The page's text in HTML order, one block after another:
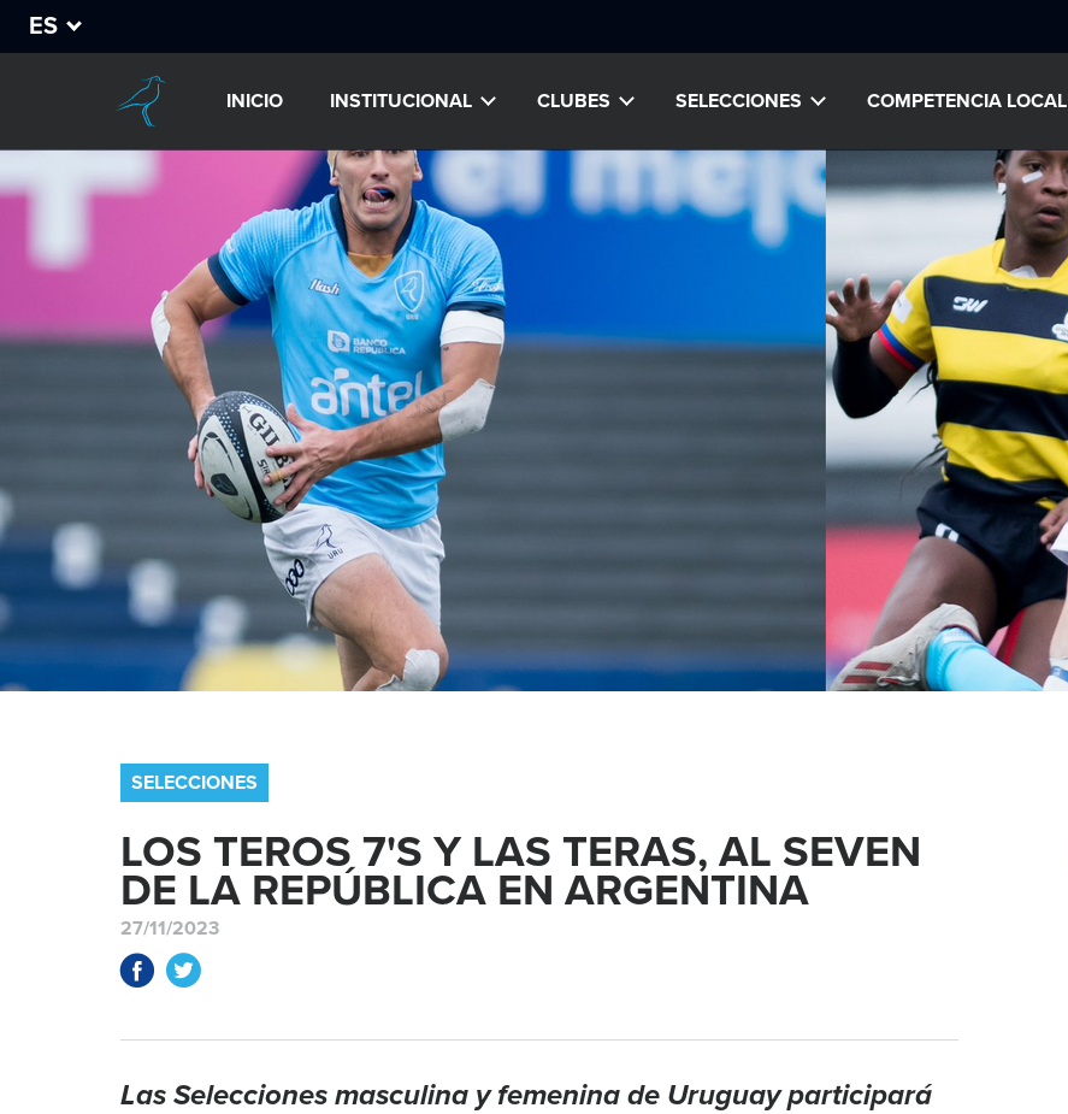
ES
INICIO INSTITUCIONAL CLUBES SELECCIONES COMPETENCIA LOCAL
SELECCIONES
LOS TEROS 7'S Y LAS TERAS, AL SEVEN
DE LA REPÚBLICA EN ARGENTINA
27/11/2023
Las Selecciones masculina y femenina de Uruguay participará